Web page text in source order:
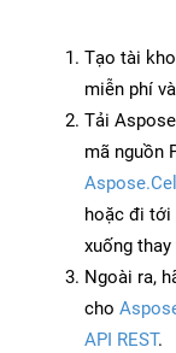
Tạo tài
miễn phí
Tải
mã nguồn
hoặc đi tới
xuống thay
Ngoài ra,
cho
API REST.